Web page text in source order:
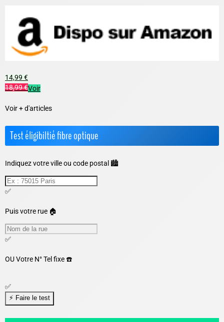
14,99 €
18,99 €Voir
Voir + d'articles
Test éligibiltié fibre optique
Indiquez votre ville ou code postal 🏙️
✅
Puis votre rue 🏠
✅
OUVotre N° Tel fixe ☎️
✅